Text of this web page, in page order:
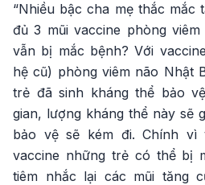
“Nhiều bậc cha mẹ thắc mắc
đủ 3 mũi vaccine phòng
vẫn bị mắc bệnh? Với
hệ cũ) phòng viêm não Nhật
trẻ đã sinh kháng thể bảo
gian, lượng kháng thể này sẽ
bảo vệ sẽ kém đi. Chính vì
vaccine những trẻ có thể bị
tiêm nhắc lại các mũi tăng